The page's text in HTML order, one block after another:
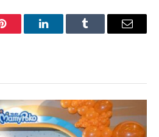
Pinterest LinkedInTumblr Email